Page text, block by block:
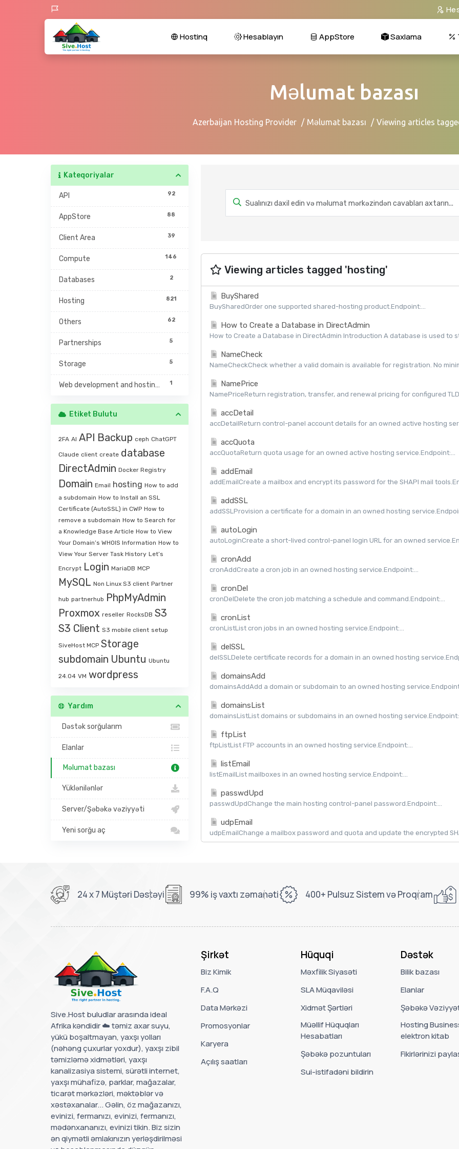
Hostinq Hesablayın AppStore Saxlama
Məlumat bazası
Azerbaijan Hosting Provider Məlumat bazası Viewing articles
Kateqoriyalar
92
API
88
AppStore
39
Client Area
146
Compute
2
Databases
821
Hosting
62
Others
5
Partnerships
5
Storage
1
Web development and hosting management
Etiket Bulutu
2FA AI API Backup ceph ChatGPT
Claude client create database
DirectAdmin Docker Registry
Domain Email hosting How to add
a subdomain How to Install an SSL
Certificate (AutoSSL) in CWP How to
remove a subdomain How to Search for
a Knowledge Base Article How to View
Your Domain’s WHOIS Information How to
View Your Server Task History Let’s
Encrypt Login MariaDB MCP
MySQL Non Linux S3 client Partner
hub partnerhub PhpMyAdmin
Proxmox reseller RocksDB S3
S3 Client S3 mobile client setup
SiveHost MCP Storage
subdomain Ubuntu Ubuntu
24.04 VM wordpress
Yardım
Dəstək sorğularım
Elanlar
Məlumat bazası
Yüklənilənlər
Server/Şəbəkə vəziyyəti
Yeni sorğu aç
Viewing articles tagged 'hosting'
BuyShared
BuySharedOrder one supported shared-hosting product.Endpoint:...
How to Create a Database in DirectAdmin
How to Create a Database in DirectAdmin Introduction A database is used to
NameCheck
NameCheckCheck whether a valid domain is available for registration. No
NamePrice
NamePriceReturn registration, transfer, and renewal pricing for configured
accDetail
accDetailReturn control-panel account details for an owned active hosting
accQuota
accQuotaReturn quota usage for an owned active hosting service.Endpoint:...
addEmail
addEmailCreate a mailbox and encrypt its password for the SHAPI mail
addSSL
addSSLProvision a certificate for a domain in an owned hosting
autoLogin
autoLoginCreate a short-lived control-panel login URL for an owned
cronAdd
cronAddCreate a cron job in an owned hosting service.Endpoint:...
cronDel
cronDelDelete the cron job matching a schedule and command.Endpoint:...
cronList
cronListList cron jobs in an owned hosting service.Endpoint:...
delSSL
delSSLDelete certificate records for a domain in an owned hosting
domainsAdd
domainsAddAdd a domain or subdomain to an owned hosting
domainsList
domainsListList domains or subdomains in an owned hosting
ftpList
ftpListList FTP accounts in an owned hosting service.Endpoint:...
listEmail
listEmailList mailboxes in an owned hosting service.Endpoint:...
passwdUpd
passwdUpdChange the main hosting control-panel password.Endpoint:...
udpEmail
udpEmailChange a mailbox password and quota and update the encrypted
24 x 7 Müştəri Dəstəyi 99% iş vaxtı zəmanəti 400+ Pulsuz Sistem və Proqram
Sive.Host buludlar arasında ideal
Afrika kəndidir ☁️ təmiz axar suyu,
yükü boşaltmayan, yaxşı yolları
(nəhəng çuxurlar yoxdur), yaxşı zibil
təmizləmə xidmətləri, yaxşı
kanalizasiya sistemi, sürətli internet,
yaxşı mühafizə, parklar, mağazalar,
ticarət mərkəzləri, məktəblər və
xəstəxanalar... Gəlin, öz mağazanızı,
evinizi, fermanızı, evinizi, fermanızı,
mədənxananızı, evinizi tikin. Biz sizin
ən qiymətli əmlakınızın yerləşdirilməsi
Şirkət
Biz Kimik
F.A.Q
Data Mərkəzi
Promosyonlar
Karyera
Açılış saatları
Hüquqi
Məxfilik Siyasəti
SLA Müqaviləsi
Xidmət Şərtləri
Müəllif Hüquqları
Hesabatları
Şəbəkə pozuntuları
Sui-istifadəni bildirin
Dəstək
Bilik bazası
Elanlar
Şəbəkə
Hosting
elektron kitab
Fikirlərinizi